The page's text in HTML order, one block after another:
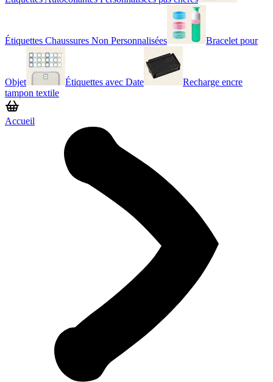
Étiquettes Chaussures Non Personnalisées Bracelet pour
Objet Étiquettes avec Date
Recharge encre
tampon textile
Accueil